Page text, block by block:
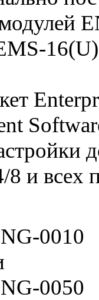
и всех